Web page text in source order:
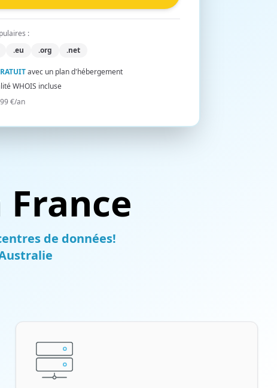
Hébergement Revendeur
Hébergez le site Web de vos clients sans avoir
à gérer tous les aspects techniques
:
.eu .org .net
avec un plan d'hébergement
WHOIS incluse
€/an
de données!